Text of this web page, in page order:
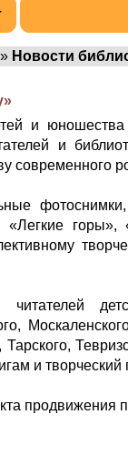
» Новости
и
и
современного
Тарского,
и творческий
продвижения